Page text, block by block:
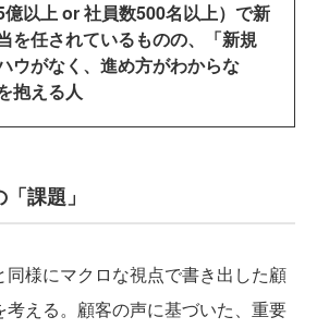
以上 or 社員数500名以上）で新
を任されているものの、「新規
ウがなく、進め方がわからな
抱える人
課題」
様にマクロな視点で書き出した顧
える。顧客の声に基づいた、重要